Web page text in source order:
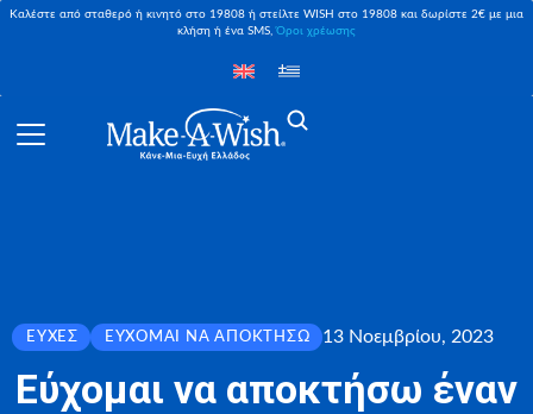
Καλέστε από σταθερό ή κινητό στο 19808 ή στείλτε WISH στο 19808 και δωρίστε 2€ με μια
κλήση ή ένα SMS,Όροι χρέωσης
ΕΥΧΈΣ ΕΎΧΟΜΑΙ ΝΑ ΑΠΟΚΤΉΣΩ 13 Νοεμβρίου, 2023
Εύχομαι να αποκτήσω έναν